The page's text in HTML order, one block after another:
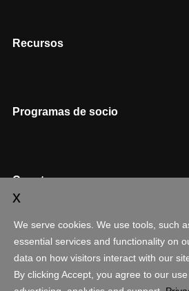
Recursos
Programas de socio
Cuenta